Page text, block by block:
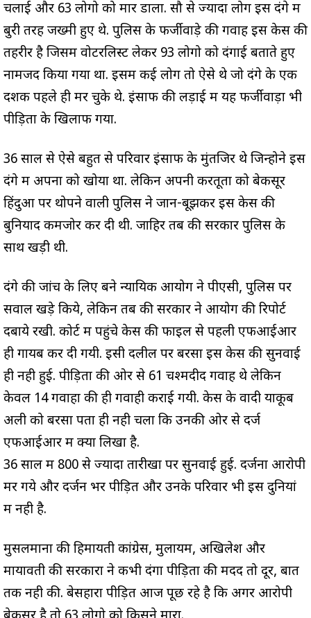
चलाई और 63 लोगो को मार डाला. सौ से ज्यादा लोग इस दंगे में
बुरी तरह जख्मी हुए थे. पुलिस के फर्जीवाड़े की गवाह इस केस की
तहरीर है जिसमें वोटरलिस्ट लेकर 93 लोगो को दंगाई बताते हुए
नामजद किया गया था. इसमें कई लोग तो ऐसे थे जो दंगे के एक
दशक पहले ही मर चुके थे. इंसाफ की लड़ाई में यह फर्जीवाड़ा भी
पीड़ितों के खिलाफ गया.
36 साल से ऐसे बहुत से परिवार इंसाफ के मुंतजिर थे जिन्होने इस
दंगे में अपनों को खोया था. लेकिन अपनी करतूतों को बेकसूर
हिंदुओं पर थोपने वाली पुलिस ने जान-बूझकर इस केस की
बुनियाद कमजोर कर दी थी. जाहिर तब की सरकार पुलिस के
साथ खड़ी थी.
दंगे की जांच के लिए बने न्यायिक आयोग ने पीएसी, पुलिस पर
सवाल खड़े किये, लेकिन तब की सरकार ने आयोग की रिपोर्ट
दबाये रखी. कोर्ट में पहुंचे केस की फाइल से पहली एफआईआर
ही गायब कर दी गयी. इसी दलील पर बरसों इस केस की सुनवाई
ही नही हुई. पीड़ितों की ओर से 61 चश्मदीद गवाह थे लेकिन
केवल 14 गवाहों की ही गवाही कराई गयी. केस के वादी याकूब
अली को बरसों पता ही नही चला कि उनकी ओर से दर्ज
एफआईआर में क्या लिखा है.
36 साल में 800 से ज्यादा तारीखों पर सुनवाई हुई. दर्जनों आरोपी
मर गये और दर्जन भर पीड़ित और उनके परिवार भी इस दुनियां
में नही है.
मुसलमानों की हिमायती कांग्रेस, मुलायम, अखिलेश और
मायावती की सरकारों ने कभी दंगा पीड़ितों की मदद तो दूर, बात
तक नही की. बेसहारा पीड़ित आज पूछ रहे है कि अगर आरोपी